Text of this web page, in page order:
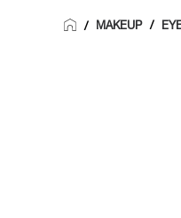
/ MAKEUP /